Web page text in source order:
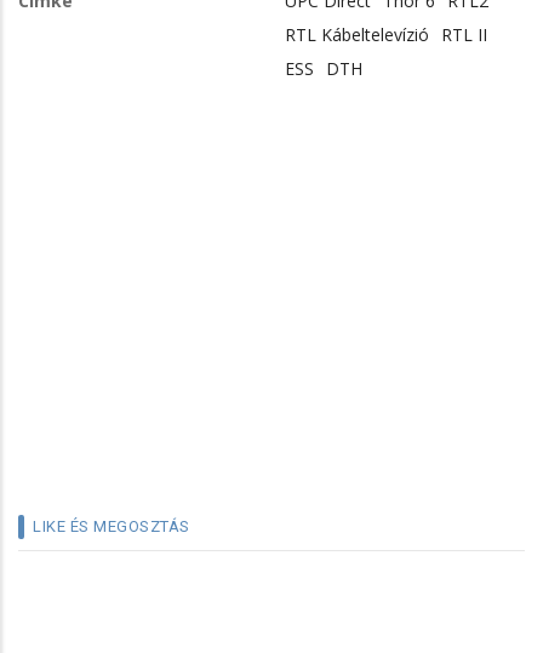
RTL Kábeltelevízió
RTL II
ESS
DTH
LIKE ÉS MEGOSZTÁS